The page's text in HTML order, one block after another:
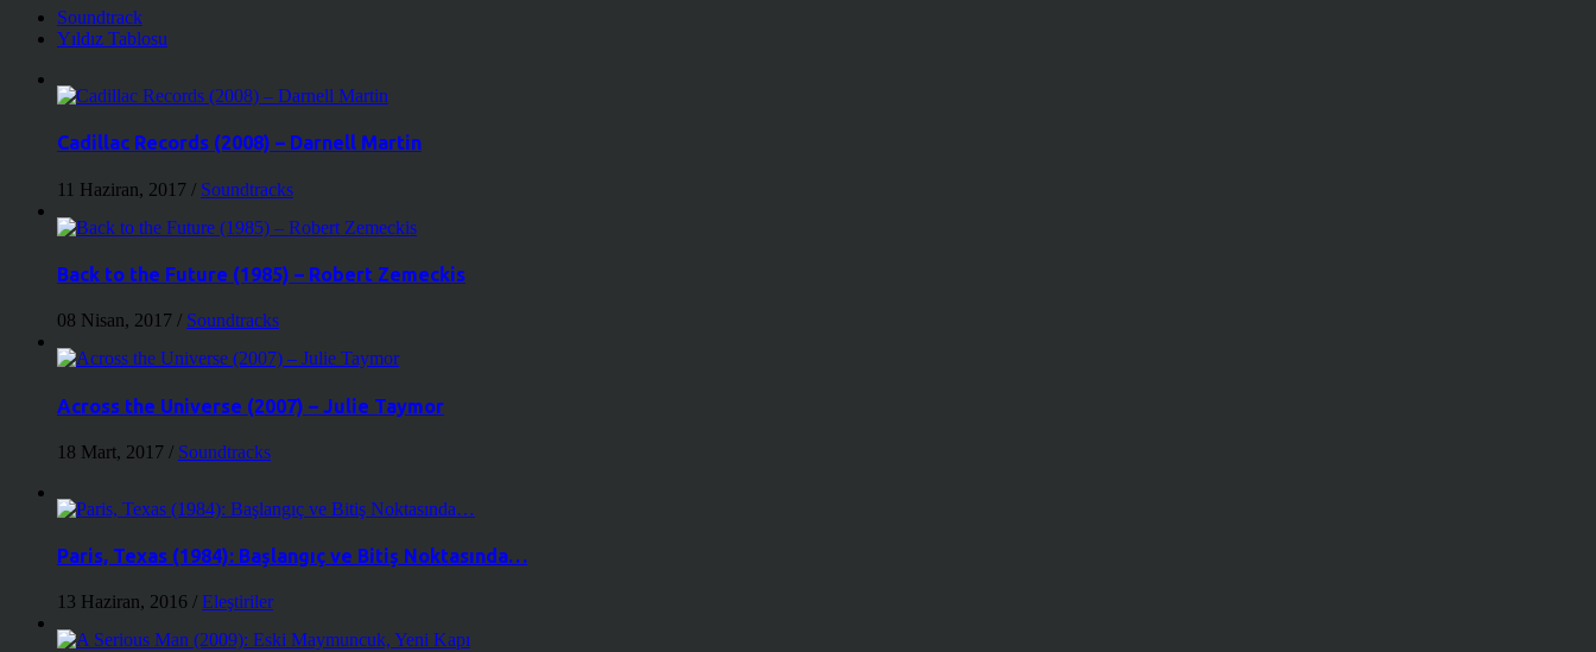
Soundtrack
Yıldız Tablosu
Cadillac Records (2008) – Darnell Martin
11 Haziran, 2017 / Soundtracks
Back to the Future (1985) – Robert Zemeckis
08 Nisan, 2017 / Soundtracks
Across the Universe (2007) – Julie Taymor
18 Mart, 2017 / Soundtracks
Paris, Texas (1984): Başlangıç ve Bitiş Noktasında…
13 Haziran, 2016 / Eleştiriler